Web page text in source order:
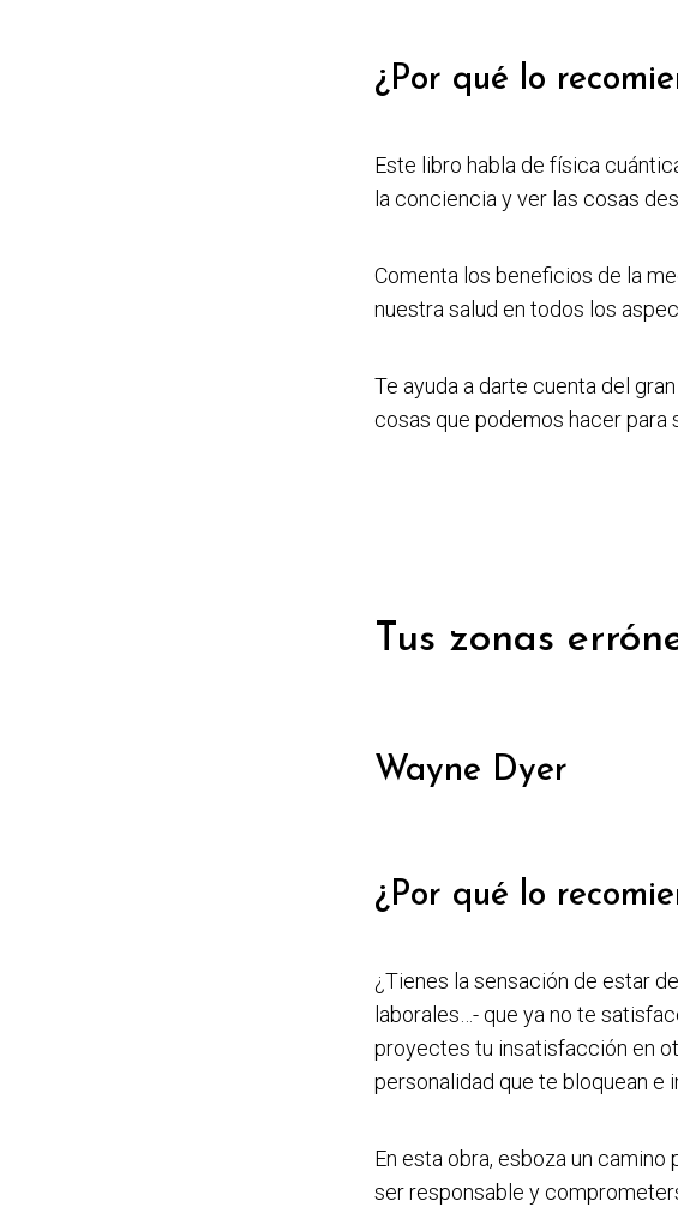
¿Por qué lo
Este libro habla de física
la conciencia y ver las cosas
Comenta los beneficios de la
nuestra salud en todos los
Te ayuda a darte cuenta del
cosas que podemos hacer para
Tus zonas
Wayne Dyer
¿Por qué lo
¿Tienes la sensación de estar
laborales…- que ya no te
proyectes tu insatisfacción en
personalidad que te bloquean e
En esta obra, esboza un
ser responsable y